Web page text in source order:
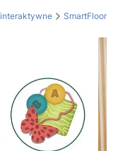
interaktywne SmartFloor